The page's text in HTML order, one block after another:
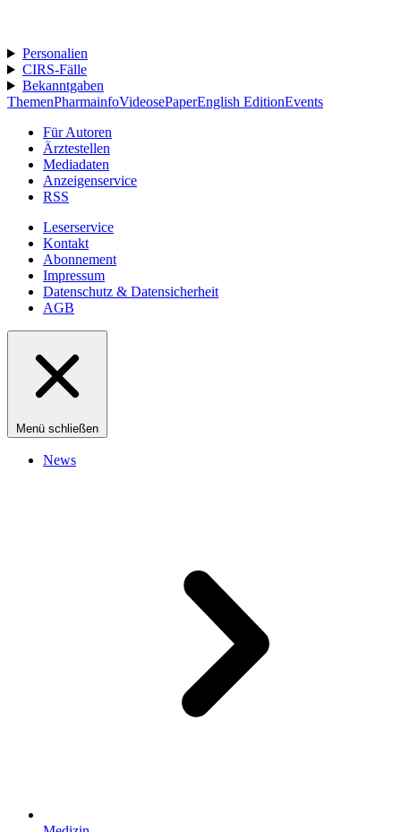
Personalien
CIRS-Fälle
Bekanntgaben
ThemenPharmainfoVideosePaperEnglish EditionEvents
Für Autoren
Ärztestellen
Mediadaten
Anzeigenservice
RSS
Leserservice
Kontakt
Abonnement
Impressum
Datenschutz & Datensicherheit
AGB
Menü schließen
News